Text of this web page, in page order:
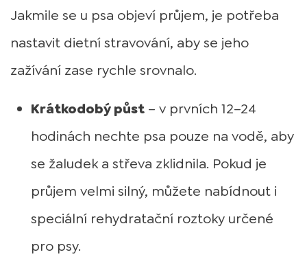
Jakmile se u psa objeví průjem, je potřeba
nastavit dietní stravování, aby se jeho
zažívání zase rychle srovnalo.
Krátkodobý půst – v prvních 12–24
hodinách nechte psa pouze na vodě, aby
se žaludek a střeva zklidnila. Pokud je
průjem velmi silný, můžete nabídnout i
speciální rehydratační roztoky určené
pro psy.